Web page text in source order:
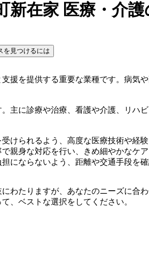
新在家 医療・介
を見つけるには
援を提供する重要な業種です。病
主に診療や治療、看護や介護、リハ
けられるよう、高度な医療技術や経
親身な対応を行い、きめ細やかなケ
にならないよう、距離や交通手段を
わたりますが、あなたのニーズに合わ
、ベストな選択をしてください。